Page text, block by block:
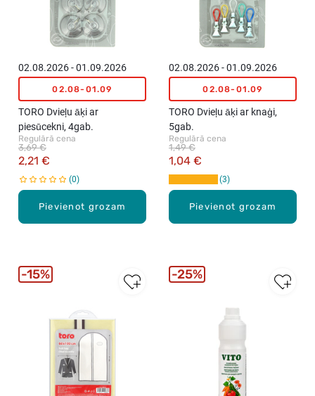
Pievienot grozam
02.08.2026 - 01.09.2026
02.08-01.09
TORO Dvieļu āķi ar
piesūcekni, 4gab.
Regulārā cena
2,21 €
3,69 €
0
Pievienot grozam
02.08.2026 - 01.09.2026
02.08-01.09
TORO Dvieļu āķi ar knaģi,
5gab.
Regulārā cena
1,04 €
1,49 €
3
15% 25%